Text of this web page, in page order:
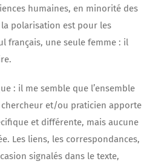
humaines, en minorité des
polarisation est pour les
français, une seule femme : il
: il me semble que l’ensemble
chercheur et/ou praticien apporte
et différente, mais aucune
Les liens, les correspondances,
signalés dans le texte,